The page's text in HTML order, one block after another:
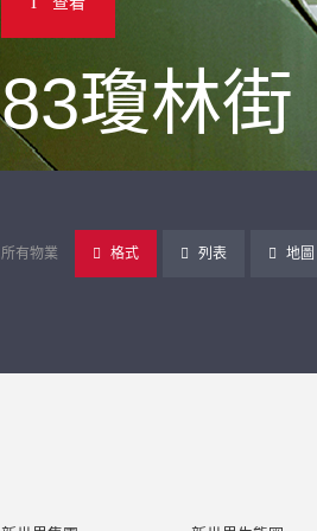
83瓊林街
所有物業 格式 列表 地圖